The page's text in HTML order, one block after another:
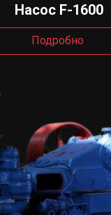
Насос F-1600
Подробно